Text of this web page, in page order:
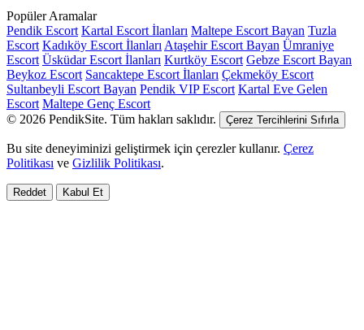
Popüler Aramalar
Pendik Escort Kartal Escort İlanları Maltepe Escort Bayan Tuzla
Escort Kadıköy Escort İlanları Ataşehir Escort Bayan Ümraniye
Escort Üsküdar Escort İlanları Kurtköy Escort Gebze Escort Bayan
Beykoz Escort Sancaktepe Escort İlanları Çekmeköy Escort
Sultanbeyli Escort Bayan Pendik VIP Escort Kartal Eve Gelen
Escort Maltepe Genç Escort
© 2026 PendikSite. Tüm hakları saklıdır.
Çerez Tercihlerini Sıfırla
Bu site deneyiminizi geliştirmek için çerezler kullanır. Çerez
Politikası ve Gizlilik Politikası.
Reddet Kabul Et